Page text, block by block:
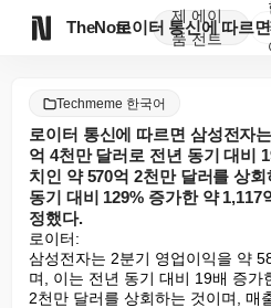
TheNote
제
품
에이
전트
Techmeme 한국어
로이터 통신에 따르면 삼성전자
억 4천만 달러로 전년 동기 대비
치인 약 570억 2천만 달러를 상
동기 대비 129% 증가한 약
정했다.
로이터:
삼성전자는 2분기 영업이익을 약
며, 이는 전년 동기 대비 19배 증가
2천만 달러를 상회하는 것이며, 매